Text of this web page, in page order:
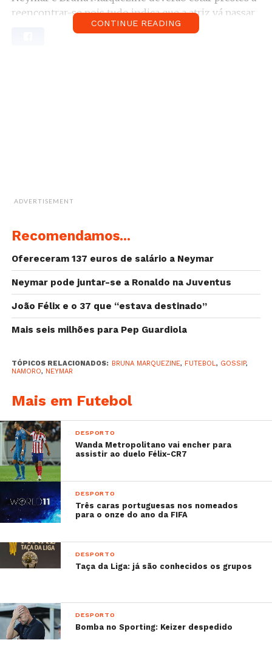
reencontrar-se pois tudo indica que a atriz vá passar
uns dias a Paris pela altura do Carnaval.
Sabe mais:
–Paulo Oliveira e a mulher Joana já foram pais
de um menino
–Marcelo, futebolista do Real Madrid, dedica-se
a uma nova ‘profissão’
contra o racismo
– A brincadeira de Cristiano Ronaldo que está a
CONTINUE READING
ADVERTISEMENT
Recomendamos...
Ofereceram 137 euros de salário a Neymar
Neymar pode juntar-se a Ronaldo na Juventus
João Félix e o 37 que “estava destinado”
Mais seis milhões para Pep Guardiola
TÓPICOS RELACIONADOS: BRUNA MARQUEZINE, FUTEBOL, GOSSIP,
NAMORO, NEYMAR
Mais em Futebol
DESPORTO
Wanda Metropolitano vai encher para
assistir ao duelo Félix-CR7
DESPORTO
Três caras portuguesas nos nomeados
para o onze do ano da FIFA
DESPORTO
Taça da Liga: já são conhecidos os grupos
DESPORTO
Bomba no Sporting: Keizer despedido